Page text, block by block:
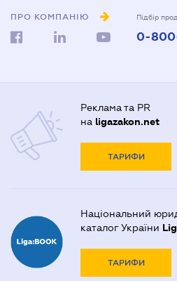
ПРО КОМПАНІЮ Підбір
0-
Реклама та PR
на ligazakon.net
ТАРИФИ
Національний
каталог України
ТАРИФИ